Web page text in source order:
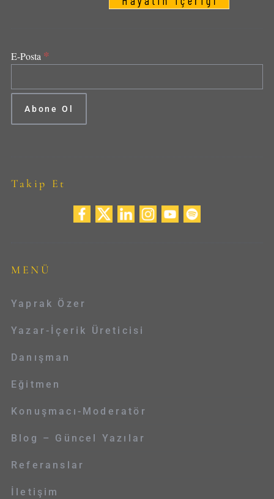
E-Posta *
Takip Et
MENÜ
Yaprak Özer
Yazar-İçerik Üreticisi
Danışman
Eğitmen
Konuşmacı-Moderatör
Blog – Güncel Yazılar
Referanslar
İletişim